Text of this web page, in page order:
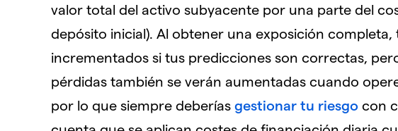
valor total del activo subyacente por una parte del
depósito inicial). Al obtener una exposición completa,
incrementados si tus predicciones son correctas,
pérdidas también se verán aumentadas cuando
por lo que siempre deberías gestionar tu riesgo con